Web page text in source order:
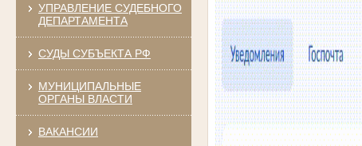
УПРАВЛЕНИЕ СУДЕБНОГО
ДЕПАРТАМЕНТА
СУДЫ СУБЪЕКТА РФ
МУНИЦИПАЛЬНЫЕ
ОРГАНЫ ВЛАСТИ
ВАКАНСИИ